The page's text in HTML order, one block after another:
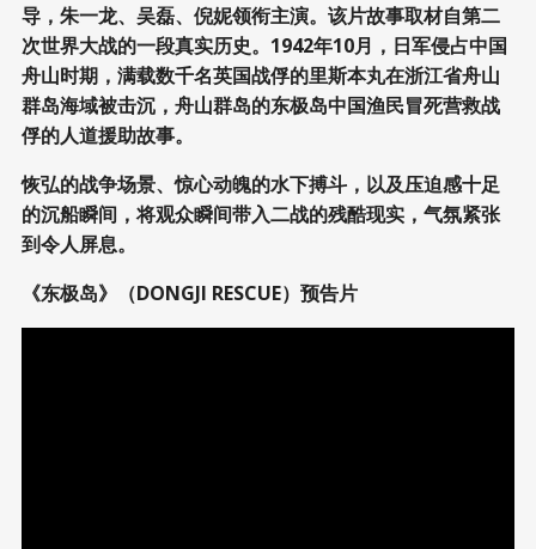
导，朱一龙、吴磊、倪妮领衔主演。该片故事取材自第二
次世界大战的一段真实历史。1942年10月，日军侵占中国
舟山时期，满载数千名英国战俘的里斯本丸在浙江省舟山
群岛海域被击沉，舟山群岛的东极岛中国渔民冒死营救战
俘的人道援助故事。
恢弘的战争场景、惊心动魄的水下搏斗，以及压迫感十足
的沉船瞬间，将观众瞬间带入二战的残酷现实，气氛紧张
到令人屏息。
《东极岛》（DONGJI RESCUE）预告片